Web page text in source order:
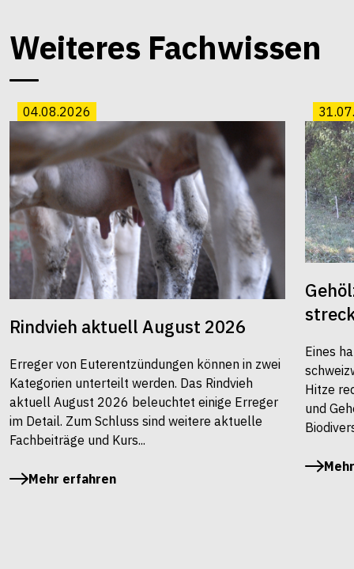
Weiteres Fachwissen
04.08.2026
Rindvieh aktuell August 2026
Erreger von Euterentzündungen können in zwei
Kategorien unterteilt werden. Das Rindvieh
aktuell August 2026 beleuchtet einige Erreger
im Detail. Zum Schluss sind weitere aktuelle
Fachbeiträge und Kurs...
Mehr erfahren
Eines
Hitze
und